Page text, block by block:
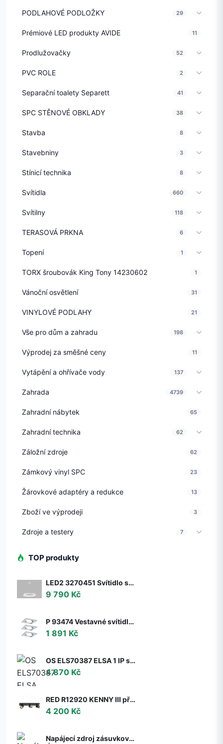
PODLAHOVÉ PODLOŽKY 29
Prémiové LED produkty AVIDE 11
Prodlužovačky 52
PVC ROLE 2
Separační toalety Separett 41
SPC STĚNOVÉ OBKLADY 38
Stavba 8
Stavebniny 3
Stínicí technika 8
Svítidla 660
Svítilny 118
TERASOVÁ PRKNA 6
Topení 1
TORX šroubovák King Tony 14230602 1
Vánoční osvětlení 31
VINYLOVÉ PODLAHY 21
Vše pro dům a zahradu 198
Výprodej za směšné ceny 11
Vytápění a ohřívače vody 137
Zahrada 4739
Zahradní nábytek 65
Zahradní technika 62
Záložní zdroje 62
Zámkový vinyl SPC 23
Žárovkové adaptéry a redukce 13
Zboží ve výprodeji 3
Zdroje a testery 7
TOP produkty
LED2 3270451 Svítidlo stropní závěsné LED2 BELLA 60 P-Z, W 50W 2CCT 3000K/4000K - ON/OFF - nestmívatelné - LED2 Lighting
9 790 Kč
P 93474 Vestavné svítidlo LED Nova hranaté 3x6,5W GU10 hliník broušený nastavitelné 3-krokové-stmívatelné - PAULMANN
1 891 Kč
OS ELS70387 ELSA 1 IP stropní/nástěnné skleněné svítidlo bílá IP65 3000 K 9W LED DALI (původní kód OS 70387) - OSMONT
4 870 Kč
RED R12920 KENNY III přisazená černá/zlatá 230V GU10 3x35W - RED - DESIGN RENDL
4 200 Kč
Napájecí zdroj zásuvkový 6V, 2A, 5.5x2.1mm